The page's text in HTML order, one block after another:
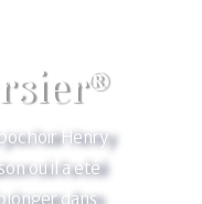
Henry
où il a été
dans